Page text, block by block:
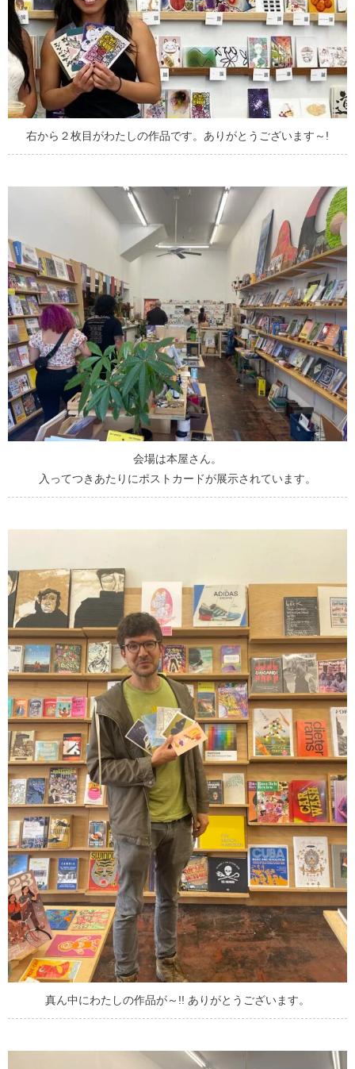
右から２枚目がわたしの作品です。ありがとうございます～!
会場は本屋さん。
入ってつきあたりにポストカードが展示されています。
真ん中にわたしの作品が～!! ありがとうございます。